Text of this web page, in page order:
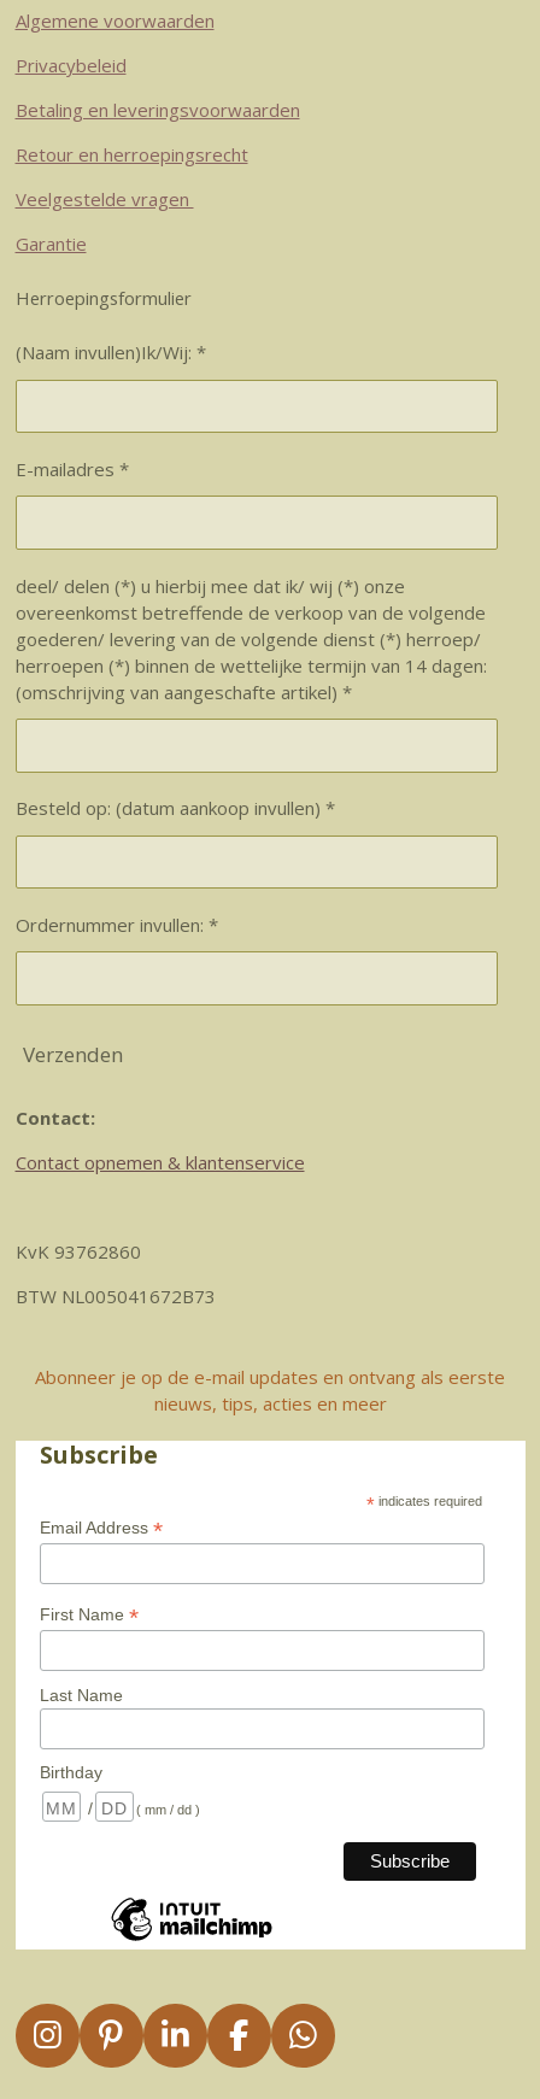
Algemene voorwaarden
Privacybeleid
Betaling en leveringsvoorwaarden
Retour en herroepingsrecht
Veelgestelde vragen
Garantie
Herroepingsformulier
(Naam invullen)Ik/Wij: *
E-mailadres *
deel/ delen (*) u hierbij mee dat ik/ wij (*) onze
overeenkomst betreffende de verkoop van de volgende
goederen/ levering van de volgende dienst (*) herroep/
herroepen (*) binnen de wettelijke termijn van 14 dagen:
(omschrijving van aangeschafte artikel) *
Besteld op: (datum aankoop invullen) *
Ordernummer invullen: *
Verzenden
Contact:
Contact opnemen & klantenservice
KvK 93762860
BTW NL005041672B73
Abonneer je op de e-mail updates en ontvang als eerste
nieuws, tips, acties en meer
Subscribe
* indicates required
Email Address *
First Name *
Last Name
Birthday
/
( mm / dd )
I
n
P
i
L
i
F
a
W
h